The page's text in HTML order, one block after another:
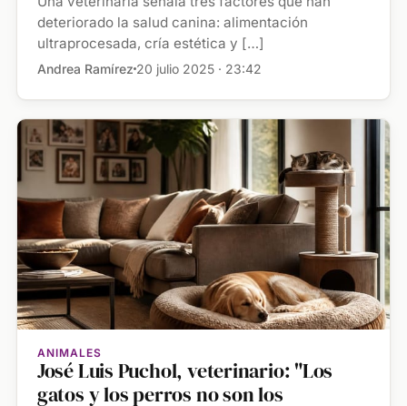
deteriorado la salud canina: alimentación
ultraprocesada, cría estética y […]
Andrea Ramírez 20 julio 2025 · 23:42
ANIMALES
José Luis Puchol, veterinario: "Los
gatos y los perros no son los